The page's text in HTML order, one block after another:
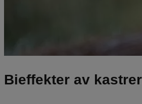
Bieffekter av